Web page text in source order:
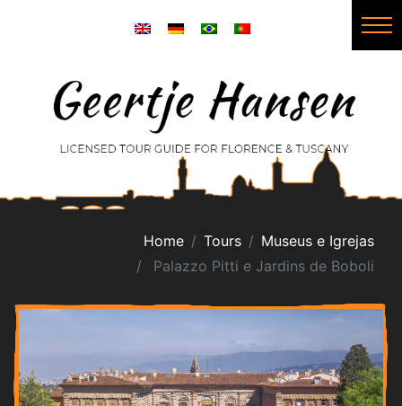
Home Tours
Museus e Igrejas
Palazzo Pitti e Jardins de Boboli